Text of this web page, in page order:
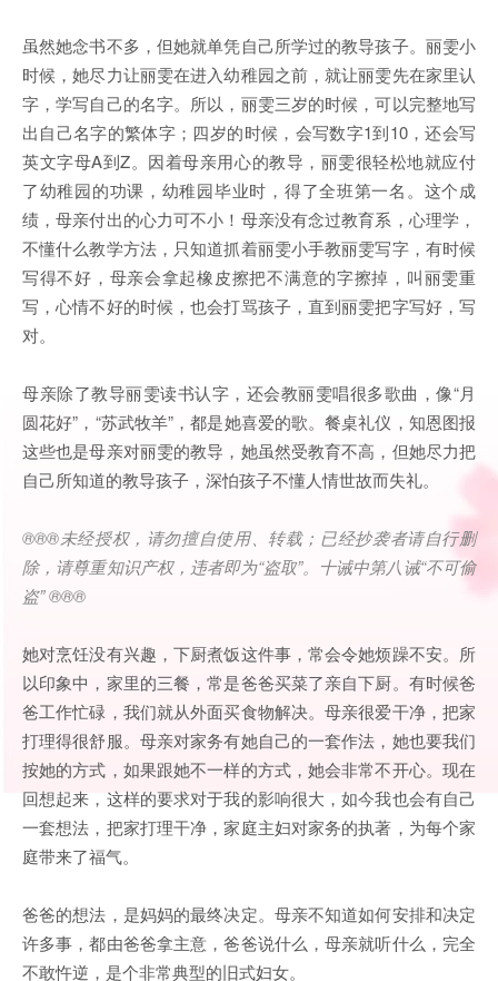
虽然她念书不多，但她就单凭自己所学过的教导孩子。丽雯小
时候，她尽力让丽雯在进入幼稚园之前，就让丽雯先在家里认
字，学写自己的名字。所以，丽雯三岁的时候，可以完整地写
出自己名字的繁体字；四岁的时候，会写数字1到10，还会写
英文字母A到Z。因着母亲用心的教导，丽雯很轻松地就应付
了幼稚园的功课，幼稚园毕业时，得了全班第一名。这个成
绩，母亲付出的心力可不小！母亲没有念过教育系，心理学，
不懂什么教学方法，只知道抓着丽雯小手教丽雯写字，有时候
写得不好，母亲会拿起橡皮擦把不满意的字擦掉，叫丽雯重
写，心情不好的时候，也会打骂孩子，直到丽雯把字写好，写
对。
母亲除了教导丽雯读书认字，还会教丽雯唱很多歌曲，像“月
圆花好”，“苏武牧羊”，都是她喜爱的歌。餐桌礼仪，知恩图报
这些也是母亲对丽雯的教导，她虽然受教育不高，但她尽力把
自己所知道的教导孩子，深怕孩子不懂人情世故而失礼。
®®®未经授权，请勿擅自使用、转载；已经抄袭者请自行删
除，请尊重知识产权，违者即为“盗取”。十诫中第八诫“不可偷
盗” ®®®
她对烹饪没有兴趣，下厨煮饭这件事，常会令她烦躁不安。所
以印象中，家里的三餐，常是爸爸买菜了亲自下厨。有时候爸
爸工作忙碌，我们就从外面买食物解决。母亲很爱干净，把家
打理得很舒服。母亲对家务有她自己的一套作法，她也要我们
按她的方式，如果跟她不一样的方式，她会非常不开心。现在
回想起来，这样的要求对于我的影响很大，如今我也会有自己
一套想法，把家打理干净，家庭主妇对家务的执著，为每个家
庭带来了福气。
爸爸的想法，是妈妈的最终决定。母亲不知道如何安排和决定
许多事，都由爸爸拿主意，爸爸说什么，母亲就听什么，完全
不敢忤逆，是个非常典型的旧式妇女。